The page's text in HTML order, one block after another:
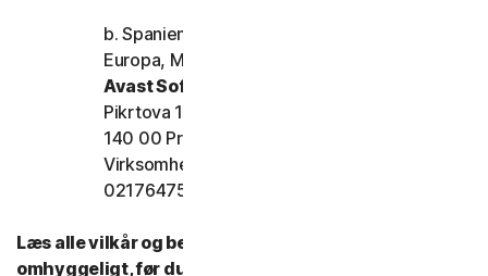
b. Spanien, Frankrig, Italien og resten af
Europa, Mellemøsten og Afrika
Avast Software s.r.o.
Pikrtova 1737/1a, Nusle,
140 00 Praha 4 Tjekkiet
Virksomhedens registreringsnummer:
02176475 og momsnummer: CZ02176475
Læs alle vilkår og betingelser for denne LSA
omhyggeligt, før du bruger vores tjenester. De